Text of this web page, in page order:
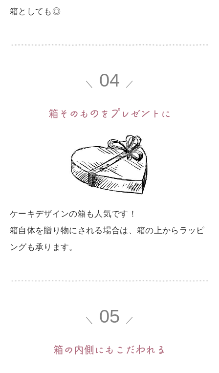
箱としても◎
＼ 04 ／
箱そのも の を プ レゼン トに
ケーキデザインの箱も人気です！
箱自体を贈り物にされる場合は、箱の上からラッピ
ングも承ります。
＼ 05 ／
箱の内側にもこだわれる